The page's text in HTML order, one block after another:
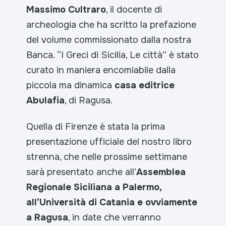
Massimo Cultraro, il docente di
archeologia che ha scritto la prefazione
del volume commissionato dalla nostra
Banca. “I Greci di Sicilia, Le città” è stato
curato in maniera encomiabile dalla
piccola ma dinamica casa editrice
Abulafia, di Ragusa.
Quella di Firenze è stata la prima
presentazione ufficiale del nostro libro
strenna, che nelle prossime settimane
sarà presentato anche all’Assemblea
Regionale Siciliana a Palermo,
all’Università di Catania e ovviamente
a Ragusa, in date che verranno